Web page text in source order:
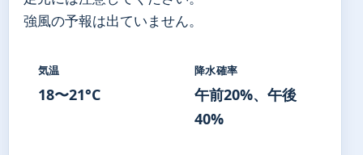
強風の予報は出ていません。
気温
18〜21°C
降水確率
午前20%、午後
40%